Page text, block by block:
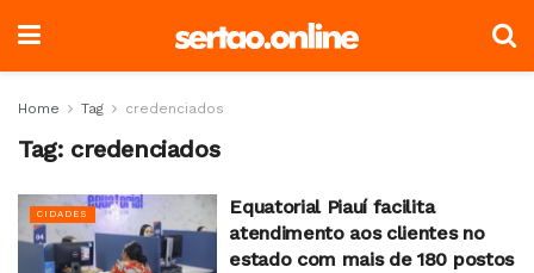
Home Tag credenciados
Tag: credenciados
CIDADES
Equatorial Piauí facilita
atendimento aos clientes no
estado com mais de 180 postos